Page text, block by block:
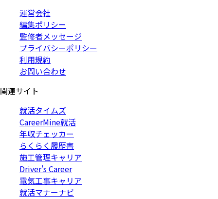
運営会社
編集ポリシー
監修者メッセージ
プライバシーポリシー
利用規約
お問い合わせ
関連サイト
就活タイムズ
CareerMine就活
年収チェッカー
らくらく履歴書
施工管理キャリア
Driver's Career
電気工事キャリア
就活マナーナビ